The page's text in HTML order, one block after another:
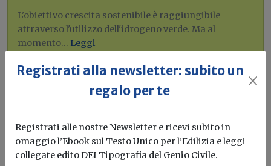
L'obiettivo crescita sostenibile è raggiungibile
attraverso l'utilizzo dell'idrogeno verde. Ma al
momento... Leggi
Bonus elettrodomestici green,
spunta il nuovo contributo per
Il governo ha allo studio l'introduzione di un nuovo
bonus elettrodomestici, che...Leggi
Registrati alla newsletter: subito un
regalo per te
Registrati alle nostre Newsletter e ricevi subito in
omaggio l’Ebook sul Testo Unico per l’Edilizia e leggi
collegate edito DEI Tipografia del Genio Civile.